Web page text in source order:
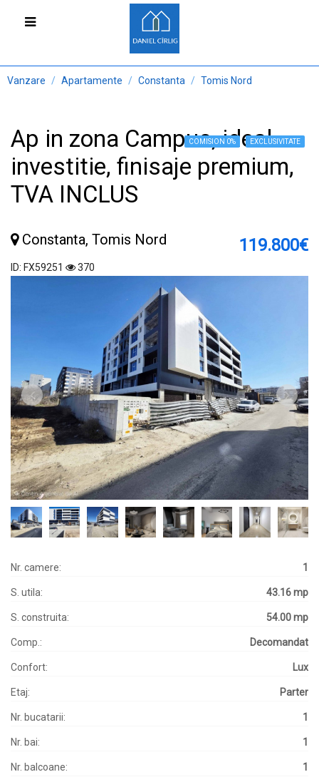
Vanzare Apartamente Constanta Tomis Nord
Ap in zona Campus, ideal
investitie, finisaje premium,
TVA INCLUS
Constanta, Tomis Nord 119.800€
ID: FX59251 370
COMISION 0% EXCLUSIVITATE
Nr. camere: 1
S. utila: 43.16 mp
S. construita: 54.00 mp
Comp.: Decomandat
Confort: Lux
Etaj: Parter
Nr. bucatarii: 1
Nr. bai: 1
Nr. balcoane: 1